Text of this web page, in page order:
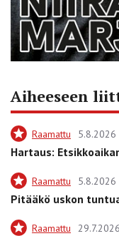
Aiheeseen
Raamattu 5.8.2026
Hartaus:
Raamattu 5.8.2026
Pitääkö uskon
Raamattu 29.7.2026